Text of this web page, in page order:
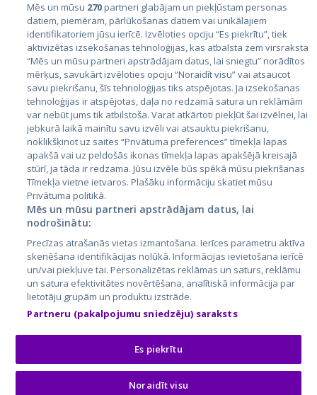
Страны
Эстония
Латвия
Литва
City24.lv
City24.ee
GetaPro.lv
GetaPro.ee
Skelbiu.lt
Autoplius.lt
Aruodas.lt
CVbankas.lt
Kainos.lt
Paslaugos.lt
auto24.ee
Osta.ee
KuldneBörs.ee
Mēs un mūsu 270partneri glabājam un piekļūstam personas
datiem, piemēram, pārlūkošanas datiem vai unikālajiem
identifikatoriem jūsu ierīcē. Izvēloties opciju “Es piekrītu”, tiek
aktivizētas izsekošanas tehnoloģijas, kas atbalsta zem virsraksta
“Mēs un mūsu partneri apstrādājam datus, lai sniegtu” norādītos
mērķus, savukārt izvēloties opciju “Noraidīt visu” vai atsaucot
savu piekrišanu, šīs tehnoloģijas tiks atspējotas. Ja izsekošanas
tehnoloģijas ir atspējotas, daļa no redzamā satura un reklāmām
var nebūt jums tik atbilstoša. Varat atkārtoti piekļūt šai izvēlnei, lai
jebkurā laikā mainītu savu izvēli vai atsauktu piekrišanu,
noklikšķinot uz saites “Privātuma preferences” tīmekļa lapas
apakšā vai uz peldošās ikonas tīmekļa lapas apakšējā kreisajā
stūrī, ja tāda ir redzama. Jūsu izvēle būs spēkā mūsu piekrišanas
Tīmekļa vietne ietvaros. Plašāku informāciju skatiet mūsu
Privātuma politikā.
Mēs un mūsu partneri apstrādājam datus, lai
nodrošinātu:
Precīzas atrašanās vietas izmantošana. Ierīces parametru aktīva
skenēšana identifikācijas nolūkā. Informācijas ievietošana ierīcē
un/vai piekļuve tai. Personalizētas reklāmas un saturs, reklāmu
un satura efektivitātes novērtēšana, analītiskā informācija par
lietotāju grupām un produktu izstrāde.
Partneru (pakalpojumu sniedzēju) saraksts
Es piekrītu
Noraidīt visu